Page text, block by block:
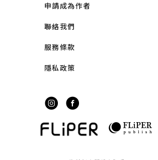
申請成為作者
聯絡我們
服務條款
隱私政策